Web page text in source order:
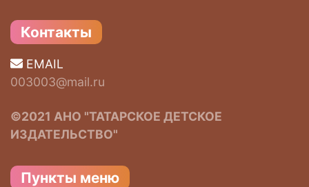
Контакты
EMAIL
003003@mail.ru
©2021 АНО "ТАТАРСКОЕ ДЕТСКОЕ
ИЗДАТЕЛЬСТВО"
Пункты меню